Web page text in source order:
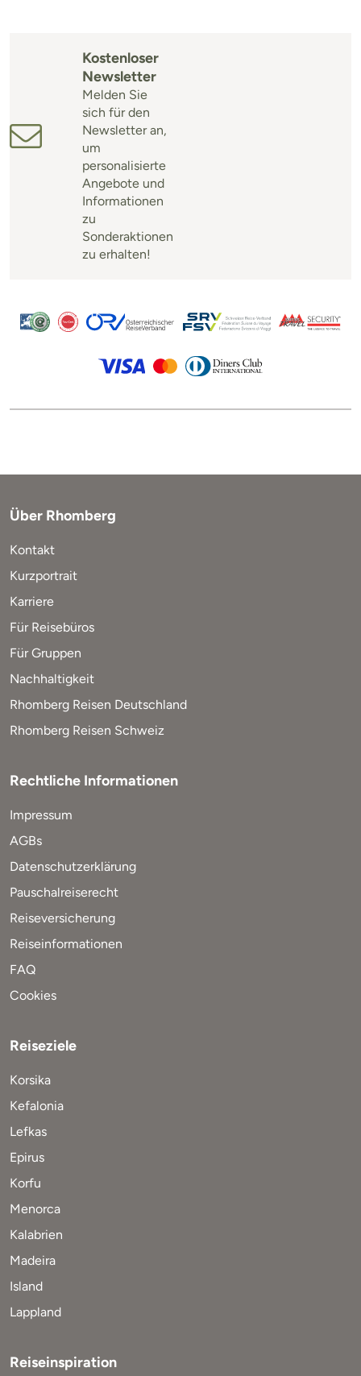
Kostenloser
Newsletter
Melden Sie
sich für den
Newsletter an,
um
personalisierte
Angebote und
Informationen
zu
Sonderaktionen
zu erhalten!
Über Rhomberg
Kontakt
Kurzportrait
Karriere
Für Reisebüros
Für Gruppen
Nachhaltigkeit
Rhomberg Reisen Deutschland
Rhomberg Reisen Schweiz
Rechtliche Informationen
Impressum
AGBs
Datenschutzerklärung
Pauschalreiserecht
Reiseversicherung
Reiseinformationen
FAQ
Cookies
Reiseziele
Korsika
Kefalonia
Lefkas
Epirus
Korfu
Menorca
Kalabrien
Madeira
Island
Lappland
Reiseinspiration